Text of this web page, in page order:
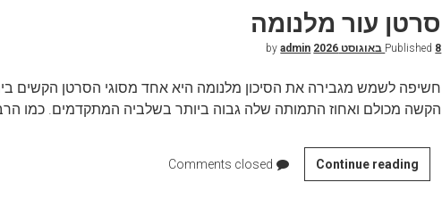
סרטן עור מלנומה
Published 8 באוגוסט 2026 admin
חשיפה לשמש מגבירה את הסיכון מלנומה היא אחד מסוגי הסרטן הקשים
הקשה מכולם ואחוז התמותה שלה גבוה ביותר בשלביה המתקדמים. כמו
Continue reading
ר